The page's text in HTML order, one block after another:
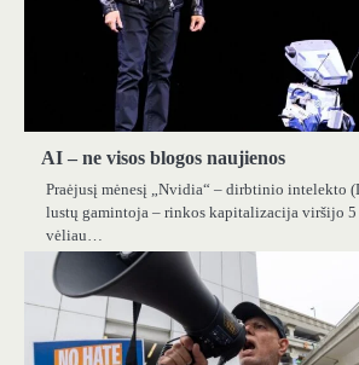
AI – ne visos blogos naujienos
Praėjusį mėnesį „Nvidia“ – dirbtinio intelekto
lustų gamintoja – rinkos kapitalizacija viršijo
vėliau…